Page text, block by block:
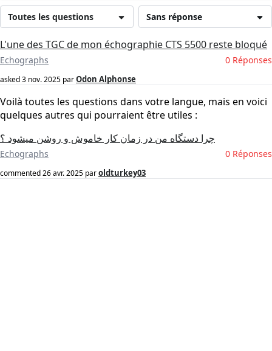
Sans réponse
Toutes les questions
L'une des TGC de mon échographie CTS 5500 reste bloqué
Echographs 0 Réponses
asked3 nov. 2025 parOdon Alphonse
Voilà toutes les questions dans votre langue, mais en voici
quelques autres qui pourraient être utiles :
چرا دستگاه من در زمان کار خاموش و روشن میشود ؟
Echographs 0 Réponses
commented26 avr. 2025 paroldturkey03